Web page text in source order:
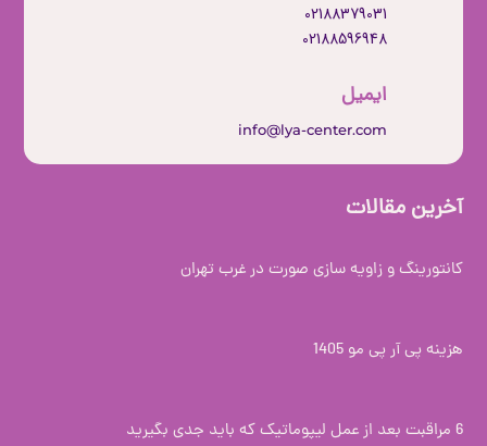
02188379031
02188596948
ایمیل
info@lya-center.com
آخرین مقالات
کانتورینگ و زاویه سازی صورت در غرب تهران
هزینه پی آر پی مو 1405
6 مراقبت بعد از عمل لیپوماتیک که باید جدی بگیرید